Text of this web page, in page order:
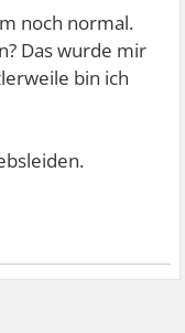
angeschlagen
war
keinen Appetit
für ein
noch normal.
Das wurde mir
bin ich